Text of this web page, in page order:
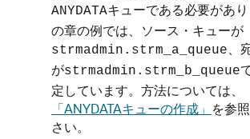
ANYDATAキューである必要があ
の章の例では、ソース・キューが
strmadmin.strm_a_queue
がstrmadmin.strm_b_queue
定しています。方法については、
「ANYDATAキューの作成」 を参
さい。